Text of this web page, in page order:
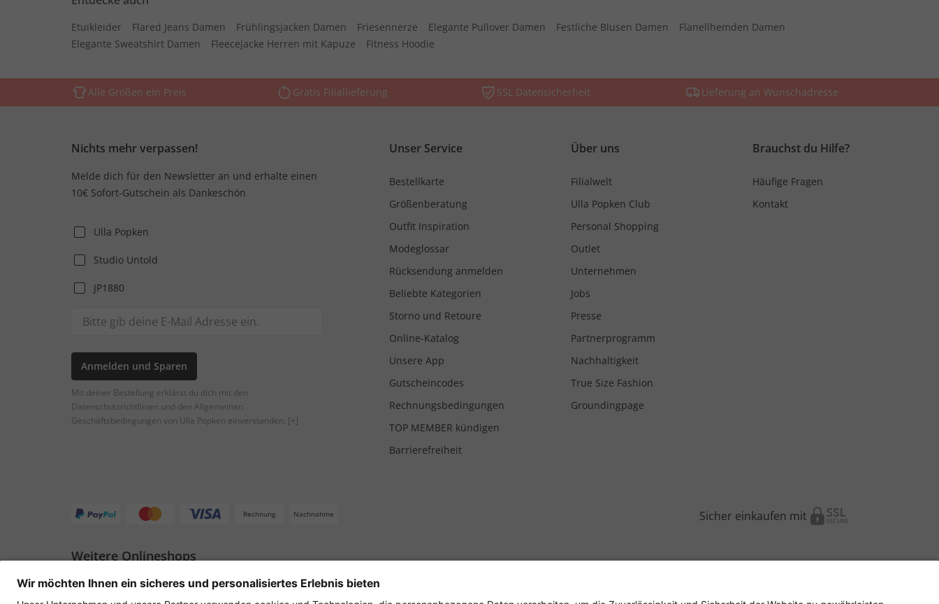
Etuikleider Flared Jeans Damen Frühlingsjacken Damen Friesennerze Elegante Pullover Damen Festliche Blusen Damen
Flanellhemden Damen
Elegante Sweatshirt Damen
Fleecejacke Herren mit Kapuze Fitness Hoodie
Alle Größen ein Preis Gratis Filiallieferung SSL Datensicherheit Lieferung an Wunschadresse
Nichts mehr verpassen!
Melde dich für den Newsletter an und erhalte einen
10€ Sofort-Gutschein als Dankeschön
Ulla Popken
Studio Untold
JP1880
Anmelden und Sparen
Mit deiner Bestellung erklärst du dich mit den
Datenschutzrichtlinien und den Allgemeinen
Geschäftsbedingungen von Ulla Popken einverstanden. [+]
Unser Service
Bestellkarte
Größenberatung
Outfit Inspiration
Modeglossar
Rücksendung anmelden
Beliebte Kategorien
Storno und Retoure
Online-Katalog
Unsere App
Gutscheincodes
Rechnungsbedingungen
TOP MEMBER kündigen
Barrierefreiheit
Über uns
Filialwelt
Ulla Popken Club
Personal Shopping
Outlet
Unternehmen
Jobs
Presse
Partnerprogramm
Nachhaltigkeit
True Size Fashion
Groundingpage
Brauchst du Hilfe?
Häufige Fragen
Kontakt
Rechnung Nachnahme Sicher einkaufen mit
Weitere Onlineshops
Deutschland